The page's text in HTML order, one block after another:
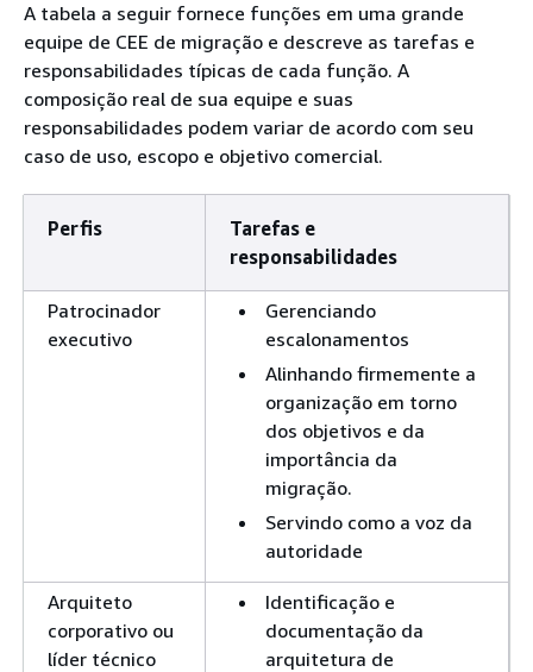
A tabela a seguir fornece funções em uma grande
equipe de CEE de migração e descreve as tarefas e
responsabilidades típicas de cada função. A
composição real de sua equipe e suas
responsabilidades podem variar de acordo com seu
caso de uso, escopo e objetivo comercial.
Perfis
Tarefas e
responsabilidades
Patrocinador
executivo
Gerenciando
escalonamentos
Alinhando firmemente a
organização em torno
dos objetivos e da
importância da
migração.
Servindo como a voz da
autoridade
Arquiteto
corporativo ou
líder técnico
Identificação e
documentação da
arquitetura de